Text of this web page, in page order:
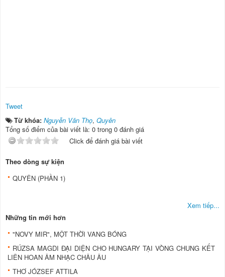
Tweet
Từ khóa: Nguyễn Văn Thọ, Quyên
Tổng số điểm của bài viết là: 0 trong 0 đánh giá
Click để đánh giá bài viết
Theo dòng sự kiện
QUYÊN (PHẦN 1)
Xem tiếp...
Những tin mới hơn
"NOVY MIR", MỘT THỜI VANG BÓNG
RÚZSA MAGDI ĐẠI DIỆN CHO HUNGARY TẠI VÒNG CHUNG KẾT
LIÊN HOAN ÂM NHẠC CHÂU ÂU
THƠ JÓZSEF ATTILA